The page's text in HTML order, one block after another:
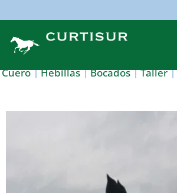
Cuero Hebillas Bocados Taller